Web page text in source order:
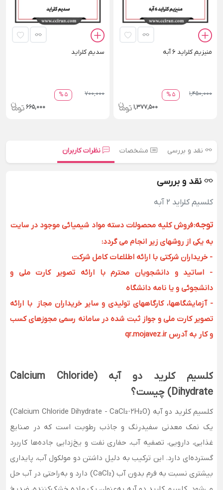
منیزیم کلراید 6 آبه
5 %
1,450,000
1,377,500
سدیم کلراید
5 %
700,000
665,000
نقد و بررسی مشخصات نظرات کاربران
نقد و بررسی
کلسیم کلراید 2 آبه
توجه:فروش کلیه محصولات دسته مواد شیمیائی موجود در سایت
به یکی از روشهای زیر انجام می گردد:
- خریداران شرکتی با ارائه اطلاعات کامل شرکت
- اساتید و دانشجویان محترم با ارائه تصویر کارت ملی و
دانشجوئی و یا نامه دانشگاه
- آزمایشگاهها، کارگاههای تولیدی و سایر خریداران مجاز با ارائه
تصویر کارت ملی و جواز ثبت شده در سامانه رسمی مجوزهای کسب
و کار به آدرس qr.mojavez.ir
کلسیم کلرید دو آبه (Calcium Chloride
Dihydrate) چیست؟
کلسیم کلرید دو آبه (Calcium Chloride Dihydrate - CaCl₂·2H₂O)
یک نمک معدنی سفیدرنگ و جاذب رطوبت است که در صنایع
غذایی، دارویی، تصفیه آب، حفاری نفت و یخ‌زدایی جاده‌ها کاربرد
گسترده‌ای دارد. این ترکیب به دلیل داشتن دو مولکول آب، پایداری
بیشتری نسبت به فرم بدون آب (CaCl₂) دارد و به‌راحتی در آب حل